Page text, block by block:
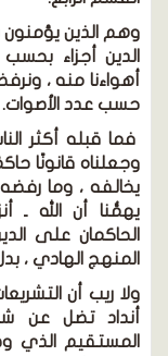
وهم الذين
الدين أجزاء
أهواءنا منه ،
حسب عدد الأصوات.
فما قبله أكثر
وجعلناه قانونًا
يخالفه ، وما
يهمُّنا أن الله ـ
الحاكمان على
المنهج الهادي ،
ولا ريب أن
أنداد تضل عن
المستقيم الذي